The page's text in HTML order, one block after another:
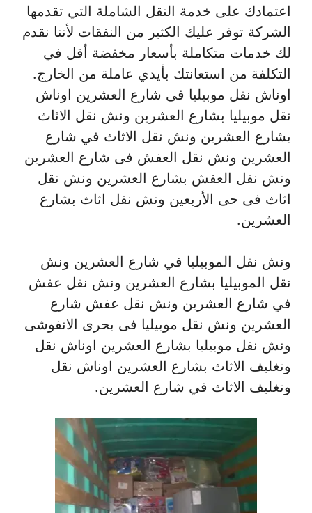
اعتمادك على خدمة النقل الشاملة التي تقدمها
الشركة توفر عليك الكثير من النفقات لأننا نقدم
لك خدمات متكاملة بأسعار مخفضة أقل في
التكلفة من استعانتك بأيدي عاملة من الخارج.
اوناش نقل موبيليا فى شارع العشرين اوناش
نقل موبيليا بشارع العشرين ونش نقل الاثاث
بشارع العشرين ونش نقل الاثاث في شارع
العشرين ونش نقل العفش فى شارع العشرين
ونش نقل العفش بشارع العشرين ونش نقل
اثاث فى حى الأربعين ونش نقل اثاث بشارع
العشرين.
ونش نقل الموبيليا في شارع العشرين ونش
نقل الموبيليا بشارع العشرين ونش نقل عفش
في شارع العشرين ونش نقل عفش شارع
العشرين ونش نقل موبيليا فى بحرى الانفوشى
ونش نقل موبيليا بشارع العشرين اوناش نقل
وتغليف الاثاث بشارع العشرين اوناش نقل
وتغليف الاثاث في شارع العشرين.